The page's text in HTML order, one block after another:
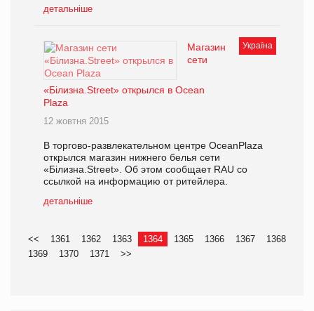
детальніше
Україна
Магазин
сети
«Білизна.Street» открылся в Ocean
Plaza
12 жовтня 2015
В торгово-развлекательном центре OceanPlaza
открылся магазин нижнего белья сети
«Білизна.Street». Об этом сообщает RAU со
ссылкой на информацию от ритейлера.
детальніше
<< 1361 1362 1363 1364 1365 1366 1367
1368
1369
1370 1371 >>